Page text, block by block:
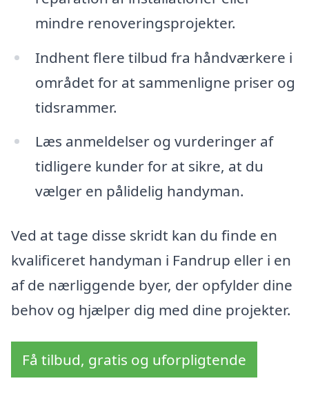
mindre renoveringsprojekter.
Indhent flere tilbud fra håndværkere i
området for at sammenligne priser og
tidsrammer.
Læs anmeldelser og vurderinger af
tidligere kunder for at sikre, at du
vælger en pålidelig handyman.
Ved at tage disse skridt kan du finde en
kvalificeret handyman i Fandrup eller i en
af de nærliggende byer, der opfylder dine
behov og hjælper dig med dine projekter.
Få tilbud, gratis og uforpligtende